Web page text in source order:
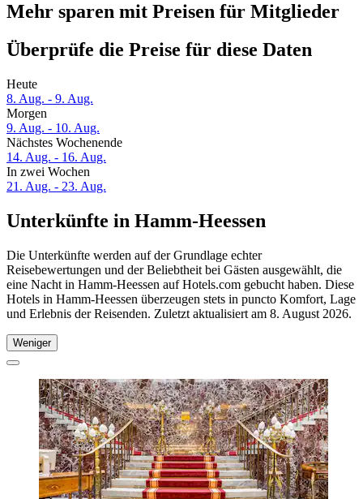
Mehr sparen mit Preisen für Mitglieder
Überprüfe die Preise für diese Daten
Heute
8. Aug. - 9. Aug.
Morgen
9. Aug. - 10. Aug.
Nächstes Wochenende
14. Aug. - 16. Aug.
In zwei Wochen
21. Aug. - 23. Aug.
Unterkünfte in Hamm-Heessen
Die Unterkünfte werden auf der Grundlage echter
Reisebewertungen und der Beliebtheit bei Gästen ausgewählt, die
eine Nacht in Hamm-Heessen auf Hotels.com gebucht haben. Diese
Hotels in Hamm-Heessen überzeugen stets in puncto Komfort, Lage
und Erlebnis der Reisenden. Zuletzt aktualisiert am 8. August 2026.
Weniger